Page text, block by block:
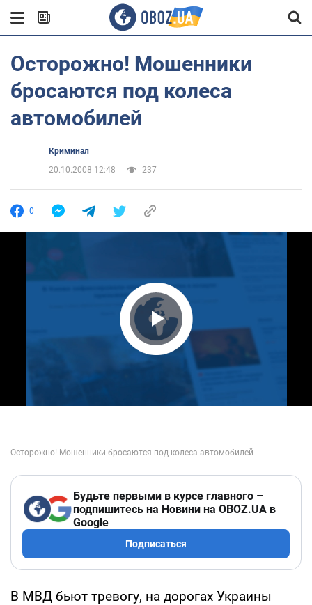
Осторожно! Мошенники
бросаются под колеса
автомобилей
Криминал
20.10.2008 12:48
237
0
Play Video
Будьте первыми в курсе главного –
подпишитесь на Новини на OBOZ.UA в
Google
Подписаться
В МВД бьют тревогу, на дорогах Украины